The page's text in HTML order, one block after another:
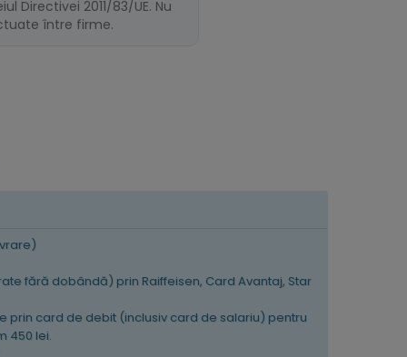
Directivei 2011/83/UE. Nu
între firme.
fără dobândă) prin Raiffeisen, Card Avantaj, Star
prin card de debit (inclusiv card de salariu) pentru
450 lei.